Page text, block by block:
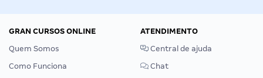
GRAN CURSOS ONLINE
Quem Somos
Como Funciona
ATENDIMENTO
Central de ajuda
Chat